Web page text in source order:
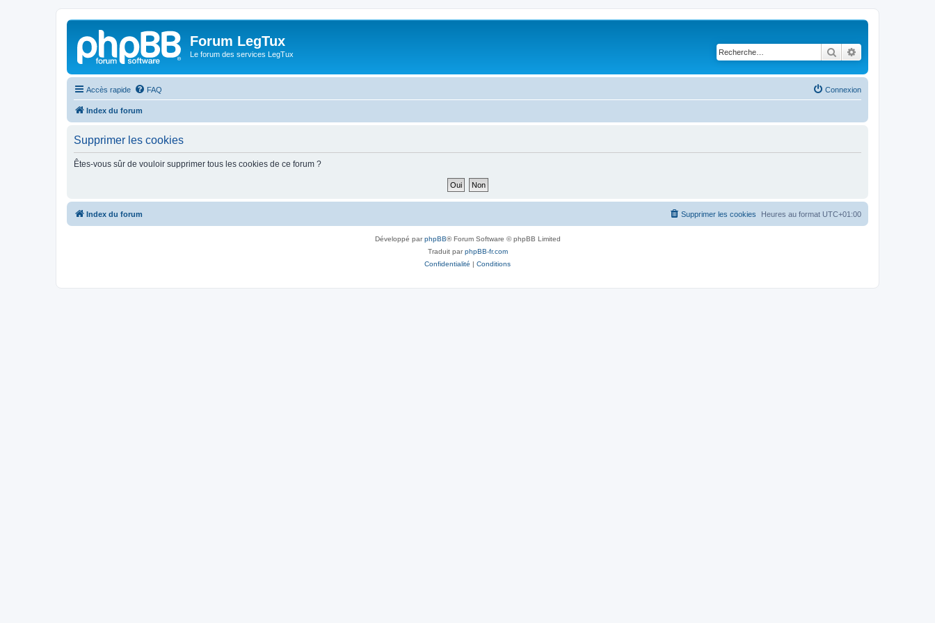
Forum LegTux
Le forum des services LegTux Rechercher
Accès rapide FAQ Connexion
Index du forum
Supprimer les cookies
Êtes-vous sûr de vouloir supprimer tous les cookies de ce forum ?
Index du forum Heures au format UTC+01:00
Supprimer les cookies
Développé parphpBB® Forum Software © phpBB Limited
Traduit parphpBB-fr.com
Confidentialité | Conditions